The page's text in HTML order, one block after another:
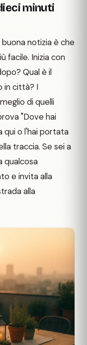
minuti
notizia è che
facile. Inizia con
Qual è il
in città? I
di quelli
"Dove hai
qui o l'hai portata
traccia. Se sei a
qualcosa
e invita alla
alla